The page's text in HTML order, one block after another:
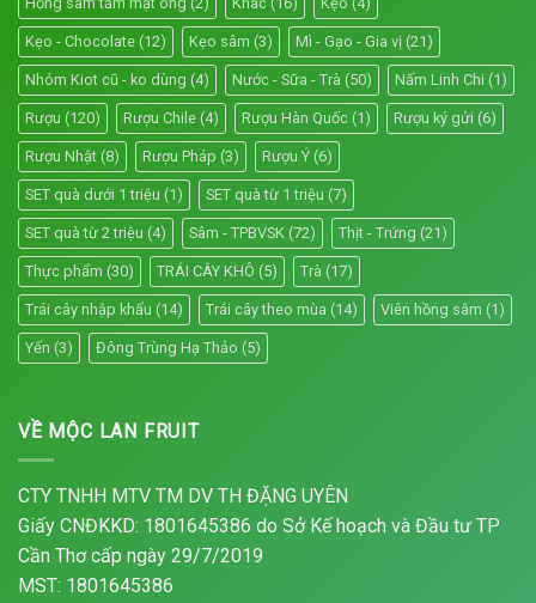
Kẹo - Chocolate (12) Kẹo sâm (3) Mì - Gạo - Gia vị (21)
Nhóm Kiot cũ - ko dùng (4) Nước - Sữa - Trà (50) Nấm Linh Chi (1)
Rượu (120) Rượu Chile (4) Rượu Hàn Quốc (1) Rượu ký gửi (6)
Rượu Nhật (8) Rượu Pháp (3) Rượu Ý (6)
SET quà dưới 1 triệu (1) SET quà từ 1 triệu (7)
SET quà từ 2 triệu (4) Sâm - TPBVSK (72) Thịt - Trứng (21)
Thực phẩm (30) TRÁI CÂY KHÔ (5) Trà (17)
Trái cây nhập khẩu (14) Trái cây theo mùa (14) Viên hồng sâm (1)
Yến (3) Đông Trùng Hạ Thảo (5)
VỀ MỘC LAN FRUIT
CTY TNHH MTV TM DV TH ĐẶNG UYÊN
Giấy CNĐKKD: 1801645386 do Sở Kế hoạch và Đầu tư TP
Cần Thơ cấp ngày 29/7/2019
MST: 1801645386